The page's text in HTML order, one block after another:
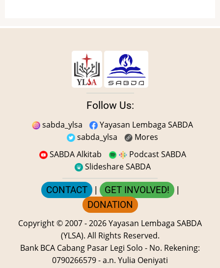
Follow Us:
sabda_ylsa
Yayasan Lembaga SABDA
sabda_ylsa
Mores
SABDA Alkitab
Podcast SABDA
Slideshare SABDA
CONTACT | GET INVOLVED! |
DONATION
Copyright© 2007 -2026Yayasan Lembaga SABDA
(YLSA). All Rights Reserved.
Bank BCA Cabang Pasar Legi Solo - No. Rekening:
0790266579 - a.n. Yulia Oeniyati